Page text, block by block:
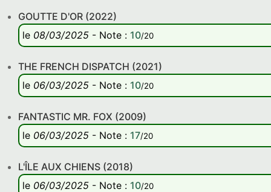
GOUTTE D'OR (2022)
le 08/03/2025 - Note : 10/20
THE FRENCH DISPATCH (2021)
le 06/03/2025 - Note : 10/20
FANTASTIC MR. FOX (2009)
le 06/03/2025 - Note : 17/20
L'ÎLE AUX CHIENS (2018)
le 06/03/2025 - Note : 10/20